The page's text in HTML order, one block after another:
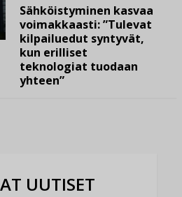
Sähköistyminen kasvaa
voimakkaasti: ”Tulevat
kilpailuedut syntyvät,
kun erilliset
teknologiat tuodaan
yhteen”
UUTISET